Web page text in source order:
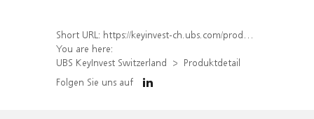
Short URL: https://keyinvest-ch.ubs.com/produkt/detail/index/isin/CH1563459739
You are here:
UBS KeyInvest Switzerland
Produktdetail
Folgen Sie uns auf